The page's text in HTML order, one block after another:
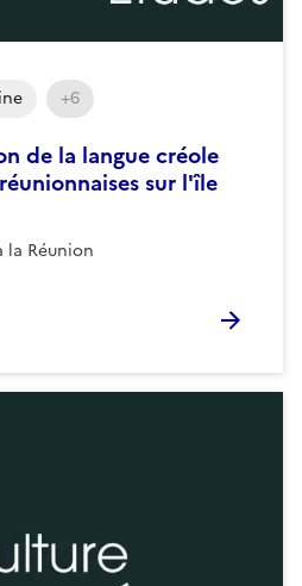
de la langue créole
sur l'île
la Réunion
+6